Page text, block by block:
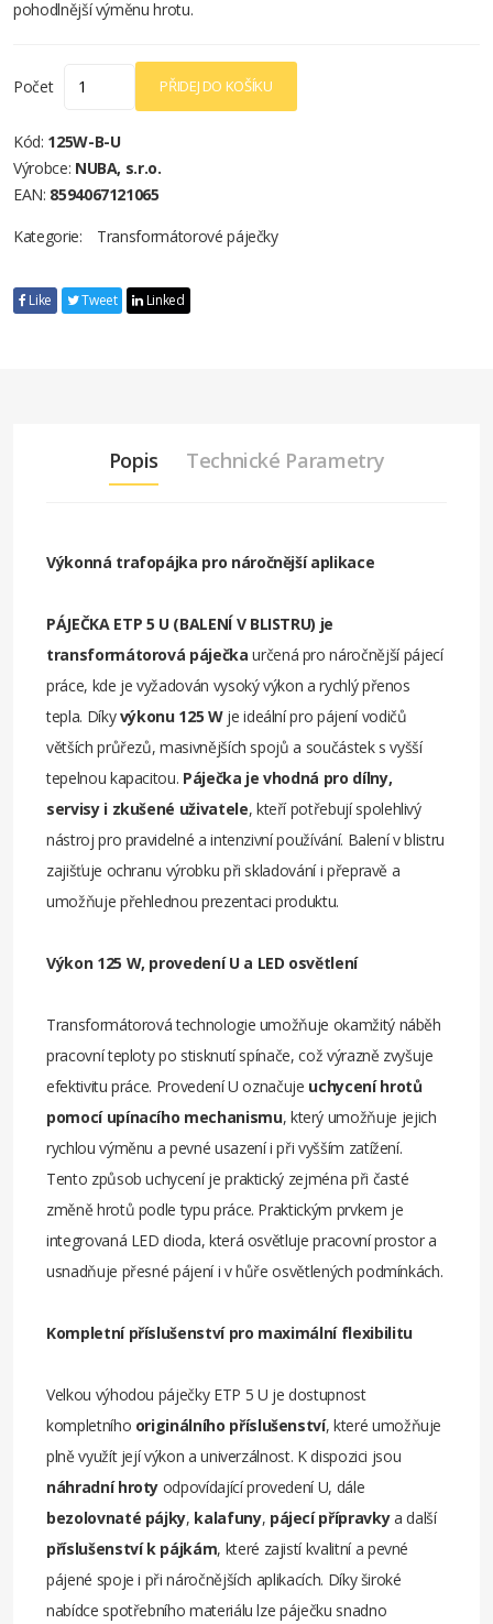
pohodlnější výměnu hrotu.
Počet PŘIDEJ DO KOŠÍKU
Kód: 125W-B-U
Výrobce: NUBA, s.r.o.
EAN: 8594067121065
Kategorie:
Transformátorové páječky
Like Tweet Linked
Popis Technické Parametry
Výkonná trafopájka pro náročnější aplikace
PÁJEČKA ETP 5 U (BALENÍ V BLISTRU) je
transformátorová páječka určená pro náročnější pájecí
práce, kde je vyžadován vysoký výkon a rychlý přenos
tepla. Díkyvýkonu 125 Wje ideální pro pájení vodičů
větších průřezů, masivnějších spojů a součástek s vyšší
tepelnou kapacitou. Páječka je vhodná pro dílny,
servisy i zkušené uživatele, kteří potřebují spolehlivý
nástroj pro pravidelné a intenzivní používání. Balení v blistru
zajišťuje ochranu výrobku při skladování i přepravě a
umožňuje přehlednou prezentaci produktu.
Výkon 125 W, provedení U a LED osvětlení
Transformátorová technologie umožňuje okamžitý náběh
pracovní teploty po stisknutí spínače, což výrazně zvyšuje
efektivitu práce. Provedení U označuje uchycení hrotů
pomocí upínacího mechanismu, který umožňuje jejich
rychlou výměnu a pevné usazení i při vyšším zatížení.
Tento způsob uchycení je praktický zejména při časté
změně hrotů podle typu práce. Praktickým prvkem je
integrovaná LED dioda, která osvětluje pracovní prostor a
usnadňuje přesné pájení i v hůře osvětlených podmínkách.
Kompletní příslušenství pro maximální flexibilitu
Velkou výhodou páječky ETP 5 U je dostupnost
kompletního originálního příslušenství, které umožňuje
plně využít její výkon a univerzálnost. K dispozici jsou
náhradní hroty odpovídající provedení U, dále
bezolovnaté pájky, kalafuny, pájecí přípravkya další
příslušenství k pájkám, které zajistí kvalitní a pevné
pájené spoje i při náročnějších aplikacích. Díky široké
nabídce spotřebního materiálu lze páječku snadno